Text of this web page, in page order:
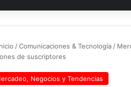
/Comunicaciones & Tecnología /
de suscriptores
Negocios y Tendencias